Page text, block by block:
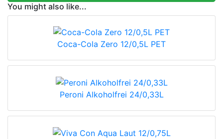
You might also like...
Coca-Cola Zero 12/0,5L PET
Peroni Alkoholfrei 24/0,33L